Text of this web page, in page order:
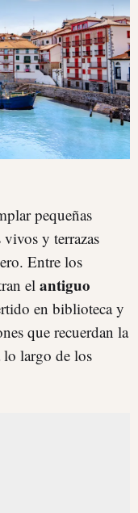
pequeñas
vivos y terrazas
Entre los
el antiguo
en biblioteca y
que recuerdan la
largo de los